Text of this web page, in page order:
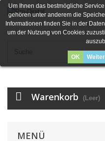
Warenkorb (Leer)
MENÜ
Um Ihnen das bestmögliche
gehören unter anderem die
Informationen finden Sie in der
um der Nutzung von Cookies
OK